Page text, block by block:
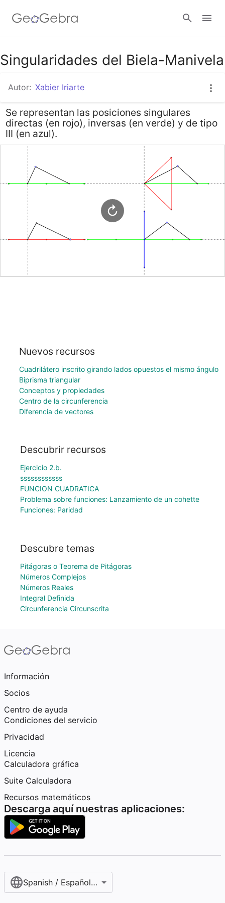
Google Classroom
GeoGebra Classroom
Abrir sesión
Singularidades del Biela-Manivela
Autor: Xabier Iriarte
Se representan las posiciones singulares
directas (en rojo), inversas (en verde) y de tipo
III (en azul).
Nuevos recursos
Cuadrilátero inscrito girando lados opuestos el mismo ángulo
Biprisma triangular
Conceptos y propiedades
Centro de la circunferencia
Diferencia de vectores
Descubrir recursos
Ejercicio 2.b.
ssssssssssss
FUNCION CUADRATICA
Problema sobre funciones: Lanzamiento de un cohette
Funciones: Paridad
Descubre temas
Pitágoras o Teorema de Pitágoras
Números Complejos
Números Reales
Integral Definida
Circunferencia Circunscrita
Información
Socios
Centro de ayuda
Condiciones del servicio
Privacidad
Licencia
Calculadora gráfica
Suite Calculadora
Recursos matemáticos
Descarga aquí nuestras aplicaciones:
Spanish / Español (internacional)